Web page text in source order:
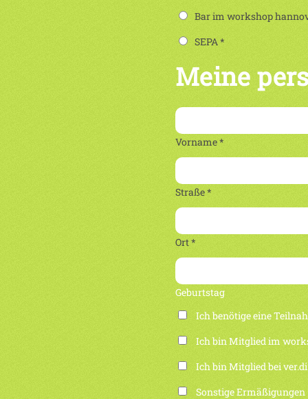
Bar im workshop
SEPA *
Meine
Vorname *
Straße *
Ort *
Geburtstag
Ich benötige eine
Ich bin Mitglied im
Ich bin Mitglied bei ver.di
Sonstige Ermäßigungen